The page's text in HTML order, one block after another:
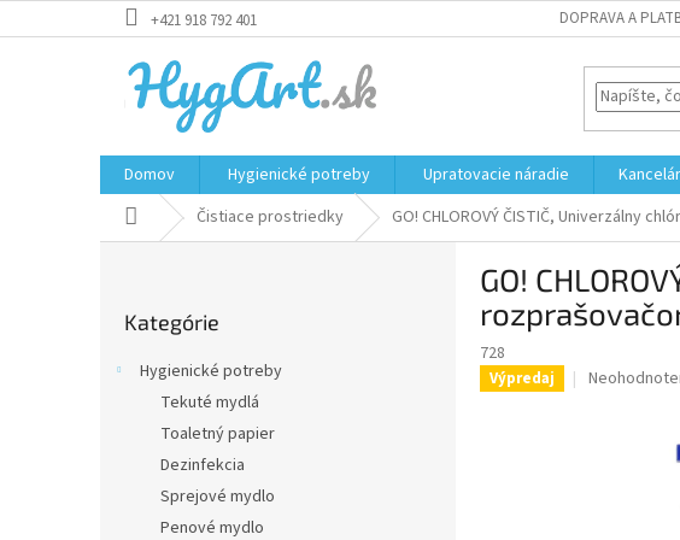
na
+421 918 792 401 DOPRAVA A
Domov Hygienické potreby Upratovacie náradie
Domov Čistiace prostriedky GO! CHLOROVÝ ČISTIČ, Univerzálny
kategórie
Kategórie
Hygienické potreby
Tekuté mydlá
Toaletný papier
Dezinfekcia
Sprejové mydlo
Penové mydlo
GO!
728
Výpredaj
Priemerné